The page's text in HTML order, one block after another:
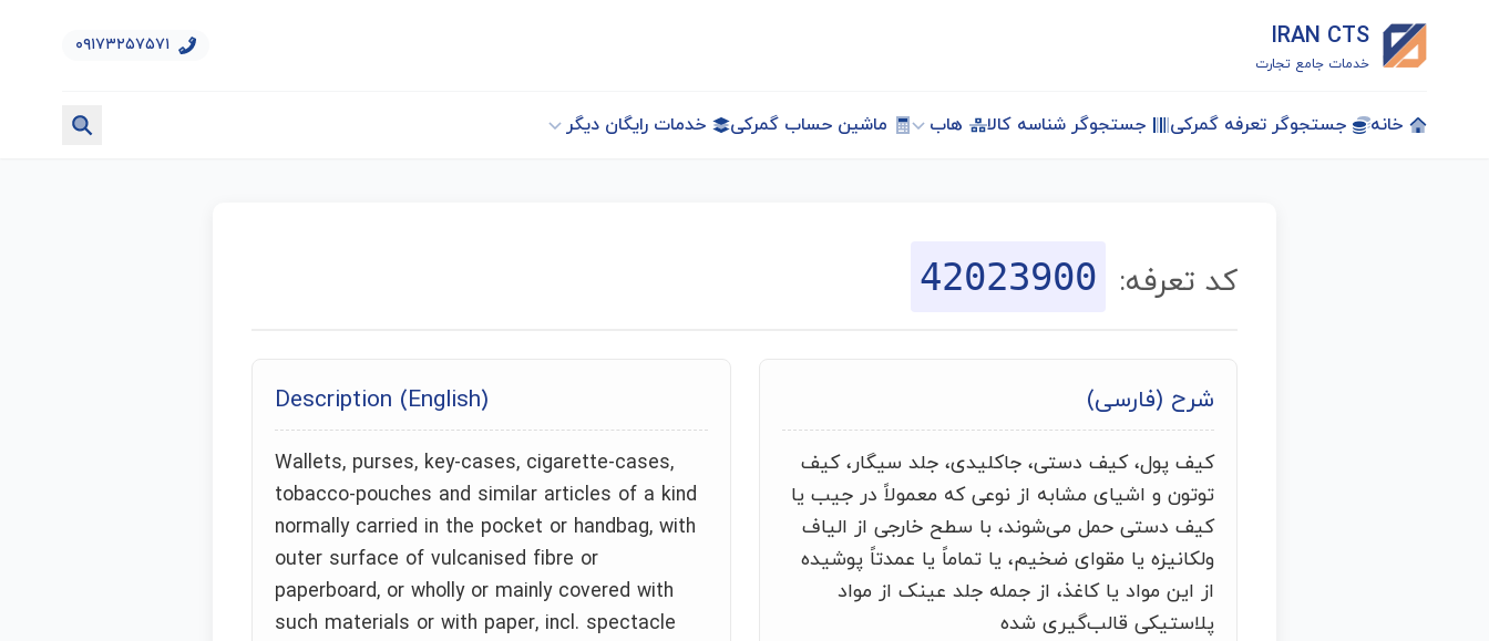
IRAN CTS
خدمات جامع تجارت
۰۹۱۷۳۲۵۷۵۷۱
خانه جستجوگر تعرفه گمرکی جستجوگر شناسه کالا هاب ماشین حساب گمرکی خدمات رایگان دیگر
کد تعرفه: 42023900
شرح (فارسی)
کیف پول، کیف دستی، جاکلیدی، جلد سیگار، کیف
توتون و اشیای مشابه از نوعی که معمولاً در جیب یا
کیف دستی حمل می‌شوند، با سطح خارجی از الیاف
ولکانیزه یا مقوای ضخیم، یا تماماً یا عمدتاً پوشیده
از این مواد یا کاغذ، از جمله جلد عینک از مواد
پلاستیکی قالب‌گیری شده
Description (English)
Wallets, purses, key-cases, cigarette-cases,
tobacco-pouches and similar articles of a kind
normally carried in the pocket or handbag, with
outer surface of vulcanised fibre or
paperboard, or wholly or mainly covered with
such materials or with paper, incl. spectacle